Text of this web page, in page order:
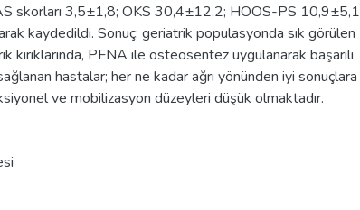
skorları 3,5±1,8; OKS 30,4±12,2; HOOS-PS 10,9±5,1
kaydedildi. Sonuç: geriatrik populasyonda sık görülen
kırıklarında, PFNA ile osteosentez uygulanarak başarılı
hastalar; her ne kadar ağrı yönünden iyi sonuçlara
ve mobilizasyon düzeyleri düşük olmaktadır.